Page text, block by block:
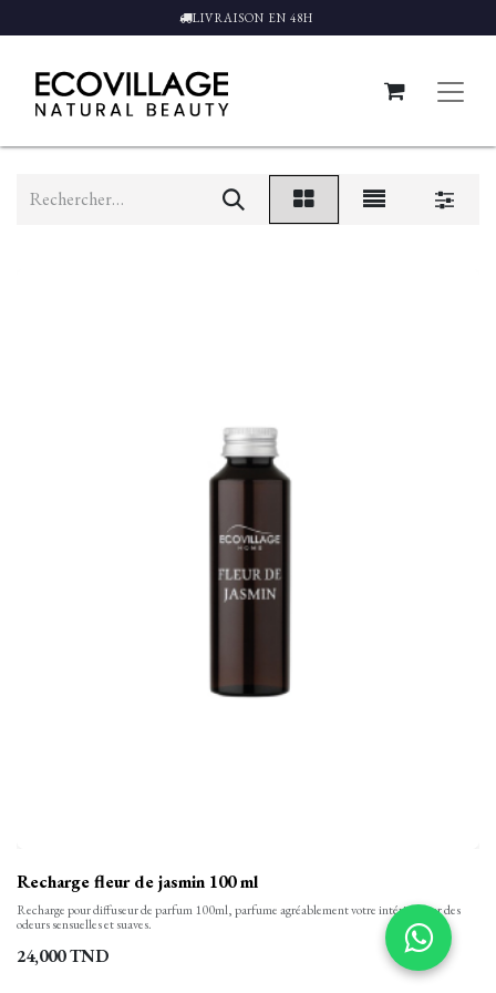
LIVRAISON EN 48H
Recharge fleur de jasmin 100 ml
Recharge pour diffuseur de parfum 100ml, parfume agréablement votre intérieur par des
odeurs sensuelles et suaves.
24,000TND